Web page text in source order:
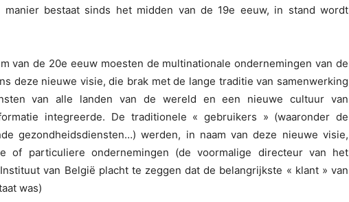
manier bestaat sinds het midden van de 19e eeuw, in stand wordt
van de 20e eeuw moesten de multinationale ondernemingen van de
deze nieuwe visie, die brak met de lange traditie van samenwerking
van alle landen van de wereld en een nieuwe cultuur van
integreerde. De traditionele « gebruikers » (waaronder de
gezondheidsdiensten…) werden, in naam van deze nieuwe visie,
of particuliere ondernemingen (de voormalige directeur van het
van België placht te zeggen dat de belangrijkste « klant » van
was)